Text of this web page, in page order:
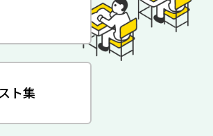
ト集